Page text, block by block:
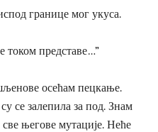
границе мог укуса.
током представе…”
осећам пецкање.
се залепила за под. Знам
све његове мутације. Неће